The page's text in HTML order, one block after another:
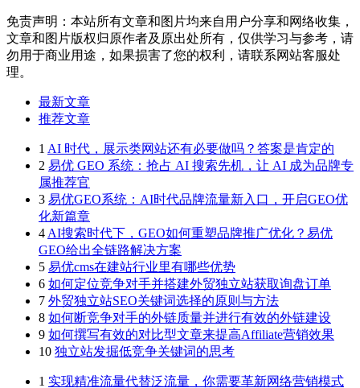
免责声明：本站所有文章和图片均来自用户分享和网络收集，
文章和图片版权归原作者及原出处所有，仅供学习与参考，请
勿用于商业用途，如果损害了您的权利，请联系网站客服处
理。
最新文章
推荐文章
1 AI 时代，展示类网站还有必要做吗？答案是肯定的
2 易优 GEO 系统：抢占 AI 搜索先机，让 AI 成为品牌专
属推荐官
3 易优GEO系统：AI时代品牌流量新入口，开启GEO优
化新篇章
4 AI搜索时代下，GEO如何重塑品牌推广优化？易优
GEO给出全链路解决方案
5 易优cms在建站行业里有哪些优势
6 如何定位竞争对手并搭建外贸独立站获取询盘订单
7 外贸独立站SEO关键词选择的原则与方法
8 如何断竞争对手的外链质量并进行有效的外链建设
9 如何撰写有效的对比型文章来提高Affiliate营销效果
10 独立站发掘低竞争关键词的思考
1 实现精准流量代替泛流量，你需要革新网络营销模式